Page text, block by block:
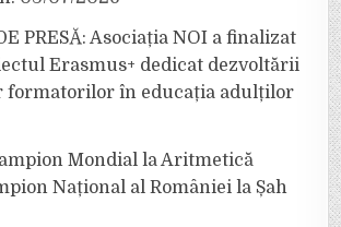
PRESĂ: Asociația NOI a finalizat
Erasmus+ dedicat dezvoltării
formatorilor în educația adulților
Mondial la Aritmetică
Național al României la Șah